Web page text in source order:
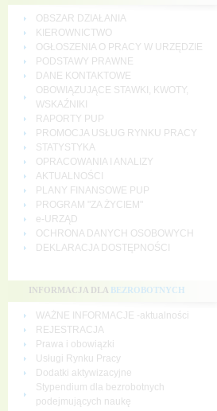
OBSZAR DZIAŁANIA
KIEROWNICTWO
OGŁOSZENIA O PRACY W URZĘDZIE
PODSTAWY PRAWNE
DANE KONTAKTOWE
OBOWIĄZUJĄCE STAWKI, KWOTY,
WSKAŹNIKI
RAPORTY PUP
PROMOCJA USŁUG RYNKU PRACY
STATYSTYKA
OPRACOWANIA I ANALIZY
AKTUALNOŚCI
PLANY FINANSOWE PUP
PROGRAM "ZA ŻYCIEM"
e-URZĄD
OCHRONA DANYCH OSOBOWYCH
DEKLARACJA DOSTĘPNOŚCI
INFORMACJA DLA BEZROBOTNYCH
WAŻNE INFORMACJE -aktualności
REJESTRACJA
Prawa i obowiązki
Usługi Rynku Pracy
Dodatki aktywizacyjne
Stypendium dla bezrobotnych
podejmujących naukę